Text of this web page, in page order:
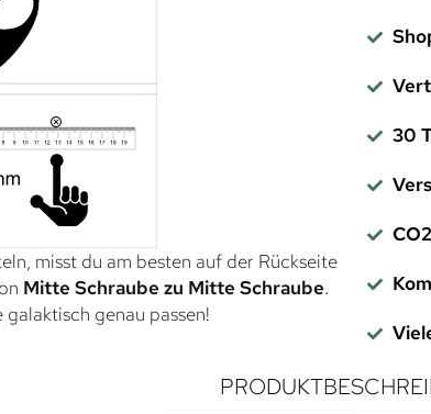
misst du am besten auf der Rückseite
Mitte Schraube zu Mitte Schraube.
genau passen!
30